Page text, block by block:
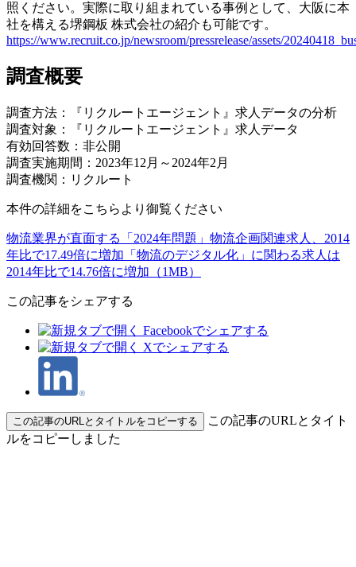
照ください。実際に取り組まれている事例として、大阪に本
社を構える堺鋼板 株式会社の紹介も可能です。
https://www.recruit.co.jp/newsroom/pressrelease/assets/
調査概要
調査方法：『リクルートエージェント』求人データの分析
調査対象：『リクルートエージェント』求人データ
有効回答数：非公開
調査実施期間：2023年12月～2024年2月
調査機関：リクルート
本件の詳細をこちらより御覧ください
物流業界が直面する「2024年問題」物流企画関連求人、2014
年比で17.49倍に増加「物流のデジタル化」に関わる求人は
2014年比で14.76倍に増加（1MB）
この記事をシェアする
この記事のURLとタイトルをコピーする
この記事のURLとタイト
ルをコピーしました